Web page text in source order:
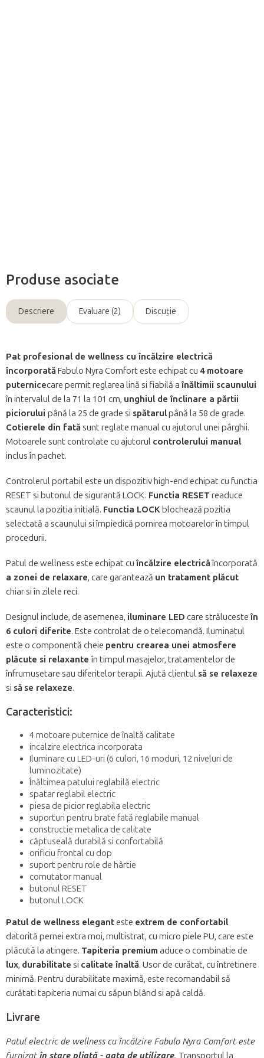
Produse asociate
Descriere Evaluare (2) Discuţie
Pat profesional de wellness cu încălzire electrică
încorporatăFabulo Nyra Comfort este echipat cu 4 motoare
puternicecare permit reglarea lină si fiabilă a înăltimii scaunului
în intervalul de la 71 la 101 cm, unghiul de înclinare a părtii
piciorului până la 25 de grade si spătarulpână la 58 de grade.
Cotierele din fatăsunt reglate manual cu ajutorul unei pârghii.
Motoarele sunt controlate cu ajutorul controlerului manual
inclus în pachet.
Controlerul portabil este un dispozitiv high-end echipat cu functia
RESET si butonul de sigurantă LOCK. Functia RESET readuce
scaunul la pozitia initială. Functia LOCK blochează pozitia
selectată a scaunului si împiedică pornirea motoarelor în timpul
procedurii.
Patul de wellness este echipat cu încălzire electricăîncorporată
a zonei de relaxare, care garantează un tratament plăcut
chiar si în zilele reci.
Designul include, de asemenea, iluminare LED care străluceste în
6 culori diferite. Este controlat de o telecomandă. Iluminatul
este o componentă cheie pentru crearea unei atmosfere
plăcute si relaxanteîn timpul masajelor, tratamentelor de
înfrumusetare sau diferitelor terapii. Ajută clientul să se relaxeze
si să se relaxeze.
Caracteristici:
4 motoare puternice de înaltă calitate
incalzire electrica incorporata
Iluminare cu LED-uri (6 culori, 16 moduri, 12 niveluri de
luminozitate)
Înăltimea patului reglabilă electric
spatar reglabil electric
piesa de picior reglabila electric
suporturi pentru brate fată reglabile manual
constructie metalica de calitate
căptuseală durabilă si confortabilă
orificiu frontal cu dop
suport pentru role de hârtie
comutator manual
butonul RESET
butonul LOCK
Patul de wellness eleganteste extrem de confortabil
datorită pernei extra moi, multistrat, cu micro piele PU, care este
plăcută la atingere. Tapiteria premium aduce o combinatie de
lux, durabilitate si calitate înaltă. Usor de curătat, cu întretinere
minimă. Pentru durabilitate maximă, este recomandabil să
curătati tapiteria numai cu săpun blând si apă caldă.
Livrare
Patul electric de wellness cu încălzire Fabulo Nyra Comfort este
furnizat în stare pliată - gata de utilizare. Transportul la